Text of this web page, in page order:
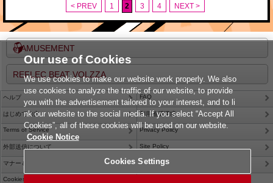
< PREV 1 2 3 4 NEXT >
e-AMUSEMENT
REFLEC BEAT VOLZZA
ヘルプ FAQ
はじめての方 利用推奨環境
Terms of Service Privacy Policy
外部送信について Site Policy
マナー＆ルール Contact Us
Cookies Settings
Our use of Cookies
We use cookies to make our website work properly. We also
use cookies to analyze the traffic of our website, to provide
you with the advertisement tailored to your interest, and to li
nk our website to the social media. If you select “Accept All
Cookies”, all of these cookies will be used on our website.
Cookie Notice
Cookies Settings